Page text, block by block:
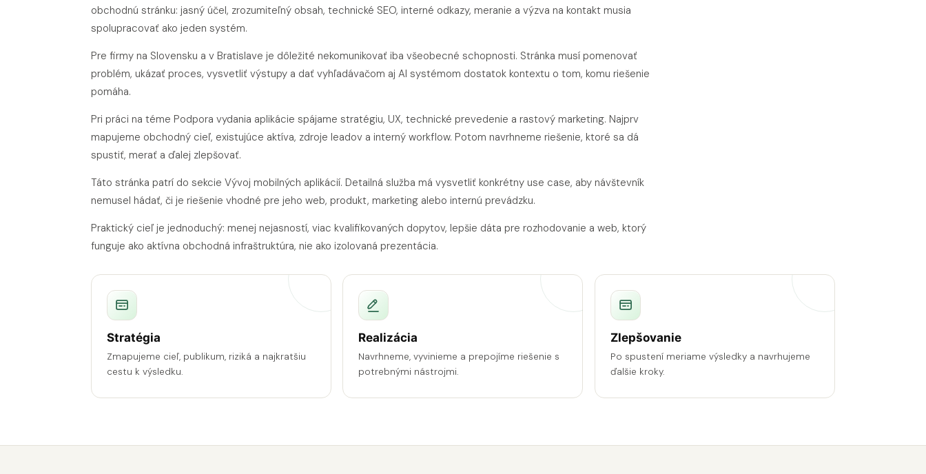
obchodnú stránku: jasný účel, zrozumiteľný obsah, technické SEO, interné odkazy, meranie a výzva na kontakt musia
spolupracovať ako jeden systém.
Pre firmy na Slovensku a v Bratislave je dôležité nekomunikovať iba všeobecné schopnosti. Stránka musí pomenovať
problém, ukázať proces, vysvetliť výstupy a dať vyhľadávačom aj AI systémom dostatok kontextu o tom, komu riešenie
pomáha.
Pri práci na téme Podpora vydania aplikácie spájame stratégiu, UX, technické prevedenie a rastový marketing. Najprv
mapujeme obchodný cieľ, existujúce aktíva, zdroje leadov a interný workflow. Potom navrhneme riešenie, ktoré sa dá
spustiť, merať a ďalej zlepšovať.
Táto stránka patrí do sekcie Vývoj mobilných aplikácií. Detailná služba má vysvetliť konkrétny use case, aby návštevník
nemusel hádať, či je riešenie vhodné pre jeho web, produkt, marketing alebo internú prevádzku.
Praktický cieľ je jednoduchý: menej nejasností, viac kvalifikovaných dopytov, lepšie dáta pre rozhodovanie a web, ktorý
funguje ako aktívna obchodná infraštruktúra, nie ako izolovaná prezentácia.
Stratégia
Zmapujeme cieľ, publikum, riziká a najkratšiu
cestu k výsledku.
Realizácia
Navrhneme, vyvinieme a prepojíme riešenie s
potrebnými nástrojmi.
Zlepšovanie
Po spustení meriame výsledky a navrhujeme
ďalšie kroky.